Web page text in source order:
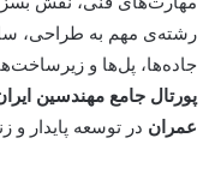
رشته‌ی مهم به طراحی،
جاده‌ها، پل‌ها و
پورتال جامع مهندسین
عمران در توسعه پایدار